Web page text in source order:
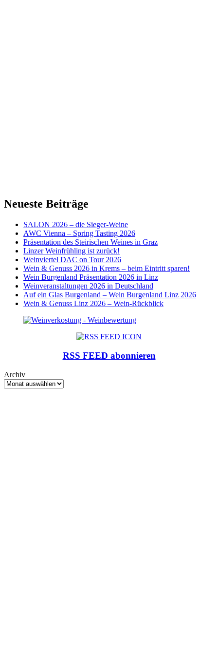
Neueste Beiträge
SALON 2026 – die Sieger-Weine
AWC Vienna – Spring Tasting 2026
Präsentation des Steirischen Weines in Graz
Linzer Weinfrühling ist zurück!
Weinviertel DAC on Tour 2026
Wein & Genuss 2026 in Krems – beim Eintritt sparen!
Wein Burgenland Präsentation 2026 in Linz
Weinveranstaltungen 2026 in Deutschland
Auf ein Glas Burgenland – Wein Burgenland Linz 2026
Wein & Genuss Linz 2026 – Wein-Rückblick
RSS FEED abonnieren
Archiv